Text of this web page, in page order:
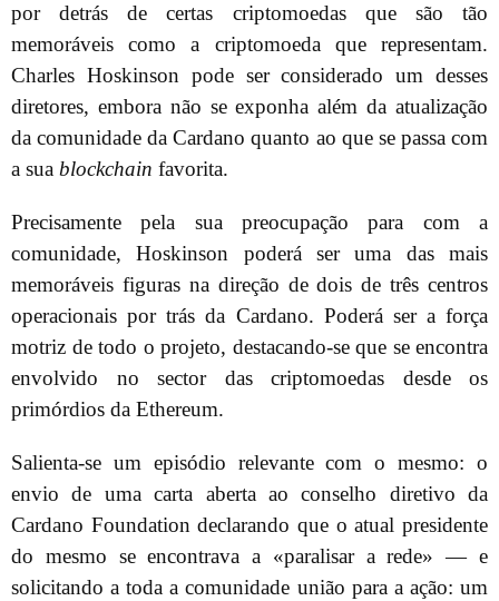
por detrás de certas criptomoedas que são tão
memoráveis como a criptomoeda que representam.
Charles Hoskinson pode ser considerado um desses
diretores, embora não se exponha além da atualização
da comunidade da Cardano quanto ao que se passa com
a sua blockchain favorita.
Precisamente pela sua preocupação para com a
comunidade, Hoskinson poderá ser uma das mais
memoráveis figuras na direção de dois de três centros
operacionais por trás da Cardano. Poderá ser a força
motriz de todo o projeto, destacando-se que se encontra
envolvido no sector das criptomoedas desde os
primórdios da Ethereum.
Salienta-se um episódio relevante com o mesmo: o
envio de uma carta aberta ao conselho diretivo da
Cardano Foundation declarando que o atual presidente
do mesmo se encontrava a «paralisar a rede» — e
solicitando a toda a comunidade união para a ação: um